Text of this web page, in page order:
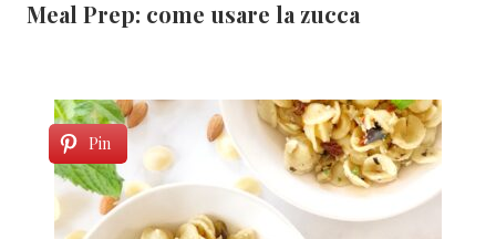
Meal Prep: come usare la zucca
Pin